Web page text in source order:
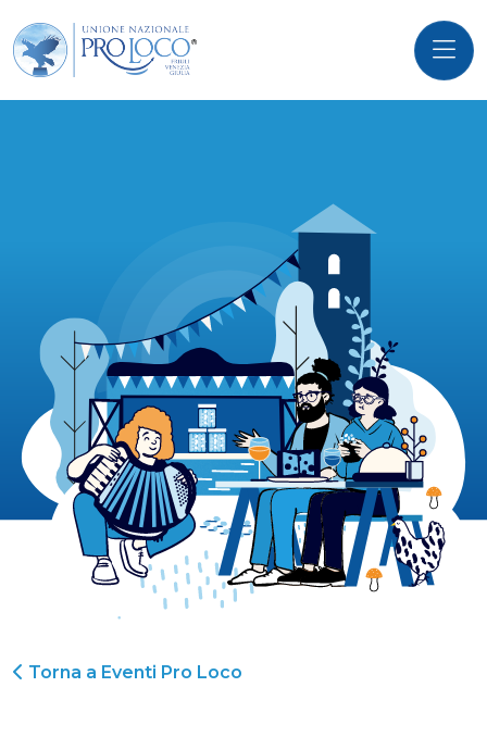
Torna a Eventi Pro Loco